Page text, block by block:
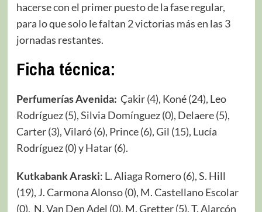
hacerse con el primer puesto de la fase regular,
para lo que solo le faltan 2 victorias más en las 3
jornadas restantes.
Ficha técnica:
Perfumerías Avenida: Çakir (4), Koné (24), Leo
Rodríguez (5), Silvia Domínguez (0), Delaere (5),
Carter (3), Vilaró (6), Prince (6), Gil (15), Lucía
Rodríguez (0) y Hatar (6).
Kutkabank Araski: L. Aliaga Romero (6), S. Hill
(19), J. Carmona Alonso (0), M. Castellano Escolar
(0), N. Van Den Adel (0), M. Gretter (5), T. Alarcón